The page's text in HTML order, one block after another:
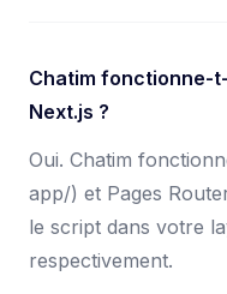
Chatim fonctionne-
Next.js ?
Oui. Chatim
app/) et Pages
le script dans votre
respectivement.